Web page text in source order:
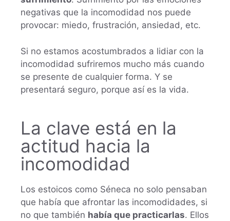
negativas que la incomodidad nos puede
provocar: miedo, frustración, ansiedad, etc.
Si no estamos acostumbrados a lidiar con la
incomodidad sufriremos mucho más cuando
se presente de cualquier forma. Y se
presentará seguro, porque así es la vida.
La clave está en la
actitud hacia la
incomodidad
Los estoicos como Séneca no solo pensaban
que había que afrontar las incomodidades, si
no que también había que practicarlas. Ellos